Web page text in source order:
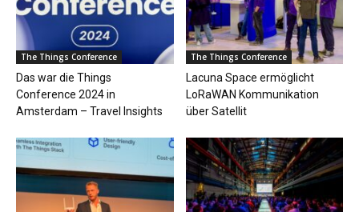
The Things Conference
Das war die Things
Conference 2024 in
Amsterdam – Travel Insights
The Things Conference
Lacuna Space ermöglicht
LoRaWAN Kommunikation
über Satellit